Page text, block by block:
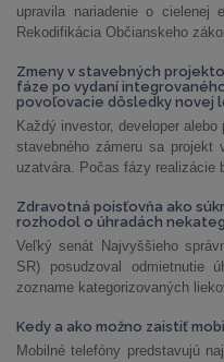
upravila nariadenie o cielenej
Rekodifikácia Občianskeho
Zmeny v stavebných
fáze po vydaní
povoľovacie dôsledky novej
Každý investor, developer
stavebného zámeru sa projekt
uzatvára. Počas fázy realizácie
Zdravotná poisťovňa ako
rozhodol o úhradách
Veľký senát Najvyššieho
SR) posudzoval odmietnutie
zozname kategorizovaných
Kedy a ako možno zaistiť
Mobilné telefóny predstavujú